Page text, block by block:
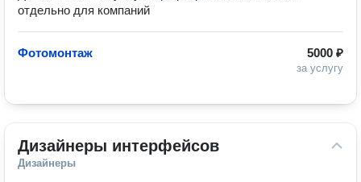
отдельно для компаний
5000 ₽
за услугу
Фотомонтаж
Дизайнеры интерфейсов
Дизайнеры